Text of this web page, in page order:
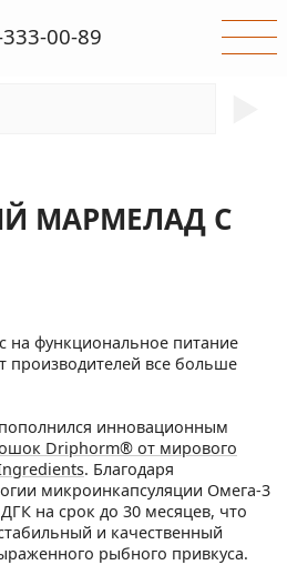
МАРМЕЛАД С
на функциональное питание
производителей все больше
инновационным
Driphorm® от мирового
. Благодаря
микроинкапсуляции Омега-3
на срок до 30 месяцев, что
и качественный
рыбного привкуса.
00-89